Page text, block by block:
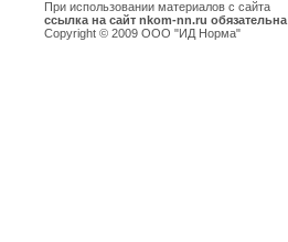
При использовании материалов с сайта
ссылка на сайт nkom-nn.ru обязательна
Copyright © 2009 ООО "ИД Норма"